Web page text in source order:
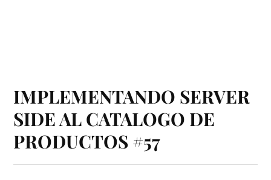
IMPLEMENTANDO SERVER
SIDE AL CATALOGO DE
PRODUCTOS #57